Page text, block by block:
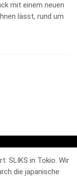
mit einem neuen
lässt, rund um
SLIKS in Tokio. Wir
die japanische